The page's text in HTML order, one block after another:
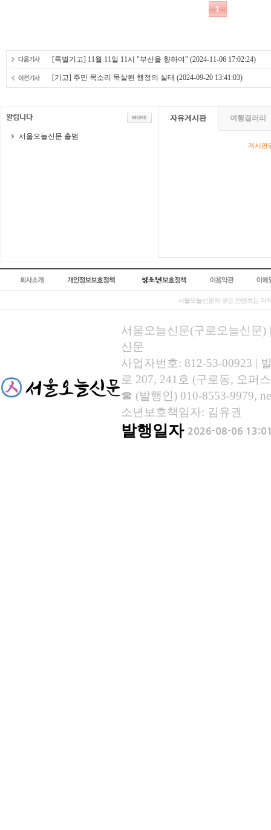
[특별기고] 11월 11일 11시 "부산을 향하여” (2024-11-06 17:02:24)
[기고] 주민 목소리 묵살된 행정의 실태 (2024-09-20 13:41:03)
서울오늘신문 출범
자유게시판 여행갤러리
게시판
서울오늘신문의 모든 컨텐츠는 저
서울오늘신문(구로오늘신문)
신문
사업자번호: 812-53-00923 |
로 207, 241호 (구로동, 오퍼
☎ (발행인) 010-8553-9979,
소년보호책임자: 김유권
발행일자